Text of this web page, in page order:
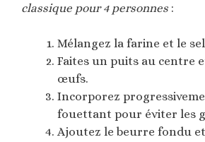
classique pour 4 personnes :
Mélangez la farine et le
Faites un puits au centre
œufs.
Incorporez
fouettant pour éviter les
Ajoutez le beurre fondu